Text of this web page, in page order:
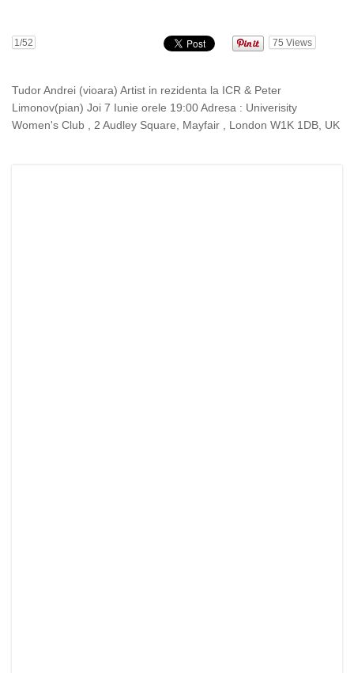
1/52 75 Views
Tudor Andrei (vioara) Artist in rezidenta la ICR & Peter
Limonov(pian) Joi 7 Iunie orele 19:00 Adresa : Univerisity
Women's Club , 2 Audley Square, Mayfair , London W1K 1DB, UK